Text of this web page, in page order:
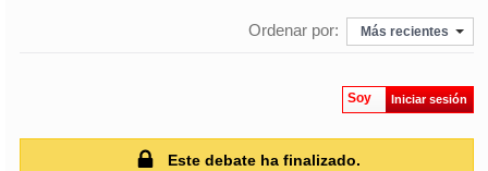
Ordenar por: Más recientes
Soy Iniciar sesión
Este debate ha finalizado.